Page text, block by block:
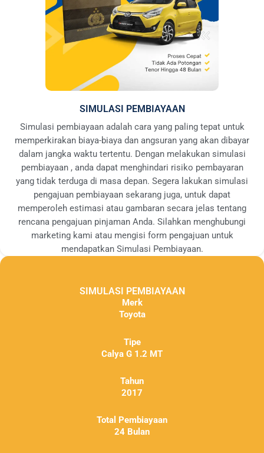
SIMULASI PEMBIAYAAN
Simulasi pembiayaan adalah cara yang paling tepat untuk
memperkirakan biaya-biaya dan angsuran yang akan dibayar
dalam jangka waktu tertentu. Dengan melakukan simulasi
pembiayaan , anda dapat menghindari risiko pembayaran
yang tidak terduga di masa depan. Segera lakukan simulasi
pengajuan pembiayaan sekarang juga, untuk dapat
memperoleh estimasi atau gambaran secara jelas tentang
rencana pengajuan pinjaman Anda. Silahkan menghubungi
marketing kami atau mengisi form pengajuan untuk
mendapatkan Simulasi Pembiayaan.
SIMULASI PEMBIAYAAN
Merk
Toyota
Tipe
Calya G 1.2 MT
Tahun
2017
Total Pembiayaan
24 Bulan